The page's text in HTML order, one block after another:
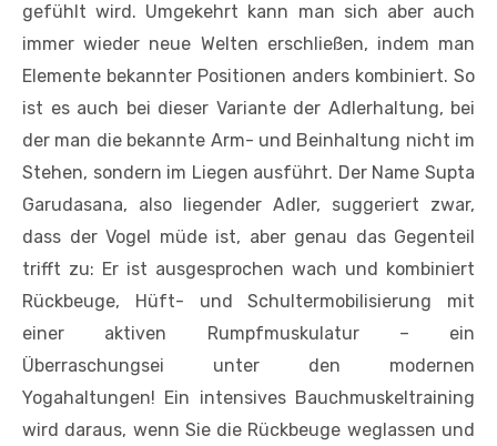
gefühlt wird. Umgekehrt kann man sich aber auch
immer wieder neue Welten erschließen, indem man
Elemente bekannter Positionen anders kombiniert. So
ist es auch bei dieser Variante der Adlerhaltung, bei
der man die bekannte Arm- und Beinhaltung nicht im
Stehen, sondern im Liegen ausführt. Der Name Supta
Garudasana, also liegender Adler, suggeriert zwar,
dass der Vogel müde ist, aber genau das Gegenteil
trifft zu: Er ist ausgesprochen wach und kombiniert
Rückbeuge, Hüft- und Schultermobilisierung mit
einer aktiven Rumpfmuskulatur – ein
Überraschungsei unter den modernen
Yogahaltungen! Ein intensives Bauchmuskeltraining
wird daraus, wenn Sie die Rückbeuge weglassen und